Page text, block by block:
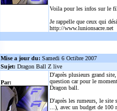
Voila pour les infos sur le
Je rappelle que ceux qui
http://www.lunionsacre.net
Mise a jour du: Samedi 6 Octibre 2007
Sujet: Dragon Ball Z live
Par:
D'après plusieurs grand
question car pour le
Dragon ball.
D'après les rumeurs, le site
...), avec un budget de